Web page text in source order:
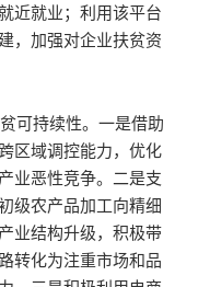
近就业；利用该平台
，加强对企业扶贫资
可持续性。一是借助
区域调控能力，优化
业恶性竞争。二是支
级农产品加工向精细
业结构升级，积极带
转化为注重市场和品